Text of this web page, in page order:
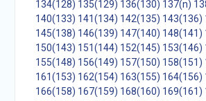
134(128) 135(129) 136(130) 137(n)
140(133) 141(134) 142(135) 143(136)
145(138) 146(139) 147(140) 148(141)
150(143) 151(144) 152(145) 153(146)
155(148) 156(149) 157(150) 158(151)
161(153) 162(154) 163(155) 164(156)
166(158) 167(159) 168(160) 169(161)